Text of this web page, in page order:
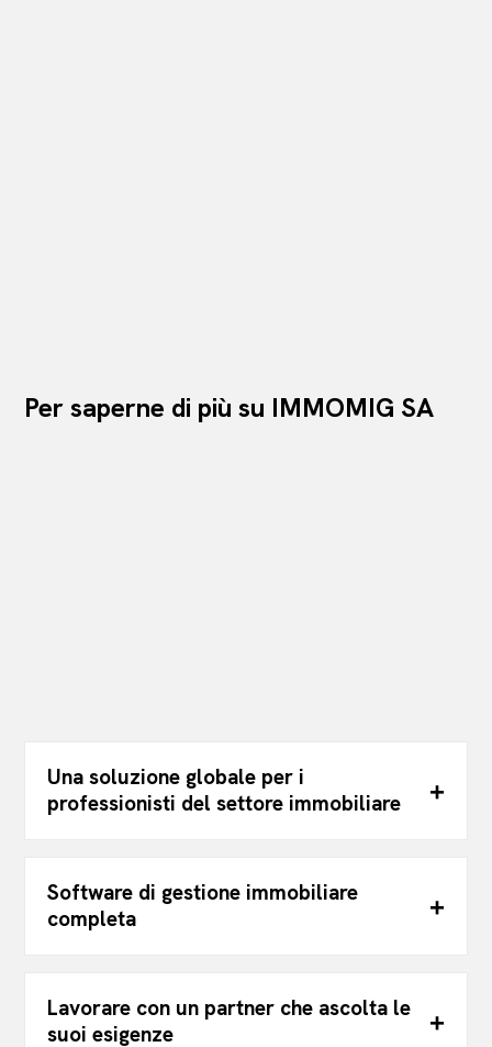
Per saperne di più su IMMOMIG SA
Una soluzione globale per i
professionisti del settore immobiliare
Software di gestione immobiliare
completa
Lavorare con un partner che ascolta le
suoi esigenze